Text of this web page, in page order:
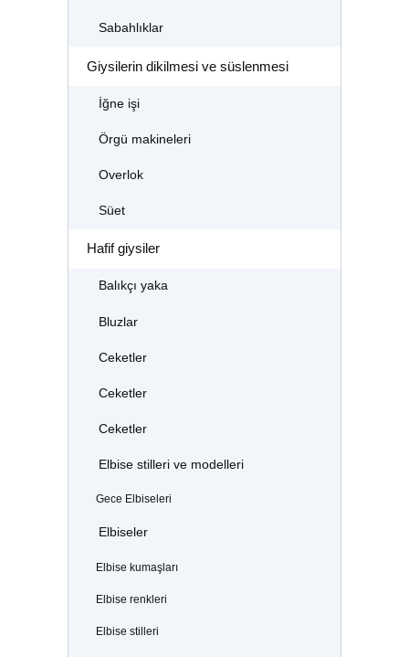
Sabahlıklar
Giysilerin dikilmesi ve süslenmesi
İğne işi
Örgü makineleri
Overlok
Süet
Hafif giysiler
Balıkçı yaka
Bluzlar
Ceketler
Ceketler
Ceketler
Elbise stilleri ve modelleri
Gece Elbiseleri
Elbiseler
Elbise kumaşları
Elbise renkleri
Elbise stilleri